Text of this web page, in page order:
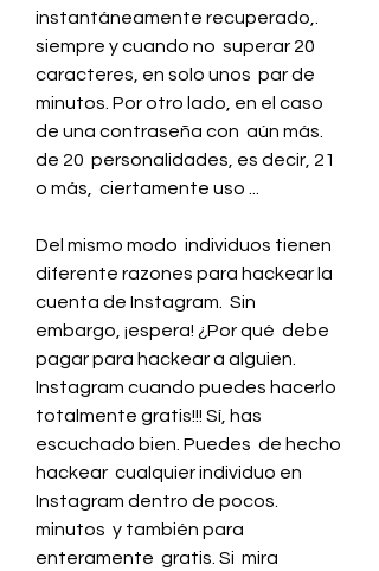
instantáneamente recuperado,.
siempre y cuando no  superar 20
caracteres, en solo unos  par de
minutos. Por otro lado, en el caso
de una contraseña con  aún más.
de 20  personalidades, es decir, 21
o más,  ciertamente uso ...
Del mismo modo  individuos tienen
diferente razones para hackear la
cuenta de Instagram.  Sin
embargo, ¡espera! ¿Por qué  debe
pagar para hackear a alguien.
Instagram cuando puedes hacerlo
totalmente gratis!!! Sí, has
escuchado bien. Puedes  de hecho
hackear  cualquier individuo en
Instagram dentro de pocos.
minutos  y también para
enteramente  gratis. Si  mira